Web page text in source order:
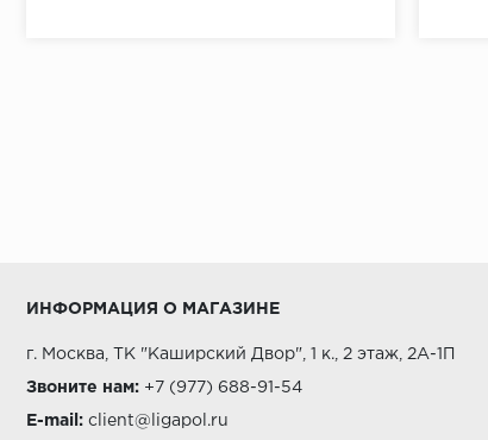
ИНФОРМАЦИЯ О МАГАЗИНЕ
г. Москва, ТК "Каширский Двор", 1 к., 2 этаж, 2А-1П
Звоните нам: +7 (977) 688-91-54
E-mail: client@ligapol.ru